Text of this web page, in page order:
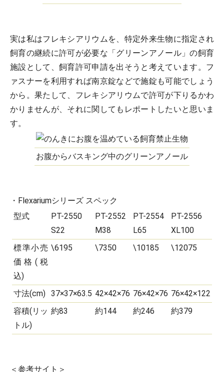
実は私はフレキシアリウムを、特定外来生物に指定され
飼育の継続に許可が必要な「グリーンアノール 」の飼育
施設として、飼育許可申請を出そうと考えています。フ
ァスナーを利用すれば南京錠などで施錠も可能でしょう
から。果たして、フレキシアリウムで許可が下りるかわ
かりませんが、それに関してもレポートしたいと思いま
す。
お腹からバスキング中のグリーンアノール
・ Flexariumシリーズ スペック
型式
PT-2550
S22
PT-2552
M38
PT-2554
L65
PT-2556
XL100
標準小売
価格(税
込)
\6195 \7350 \10185 \12075
寸法(cm) 37×37×63.5 42×42×76 76×42×76 76×42×122
容積(リッ
トル)
約83 約144 約246 約379
＜参考サイト＞